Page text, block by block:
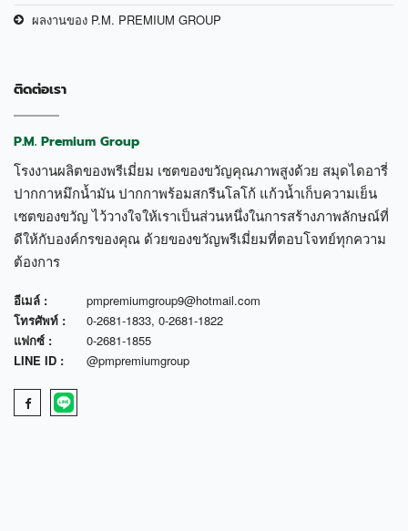
ผลงานของ P.M. PREMIUM GROUP
ติดต่อเรา
P.M. Premium Group
โรงงานผลิตของพรีเมี่ยม เซตของขวัญคุณภาพสูงด้วย สมุดไดอารี่
ปากกาหมึกน้ำมัน ปากกาพร้อมสกรีนโลโก้ แก้วน้ำเก็บความเย็น
เซตของขวัญ ไว้วางใจให้เราเป็นส่วนหนึ่งในการสร้างภาพลักษณ์ที่
ดีให้กับองค์กรของคุณ ด้วยของขวัญพรีเมี่ยมที่ตอบโจทย์ทุกความ
ต้องการ
อีเมล์ :
pmpremiumgroup9@hotmail.com
โทรศัพท์ :
0-2681-1833, 0-2681-1822
แฟกซ์ :
0-2681-1855
LINE ID :
@pmpremiumgroup